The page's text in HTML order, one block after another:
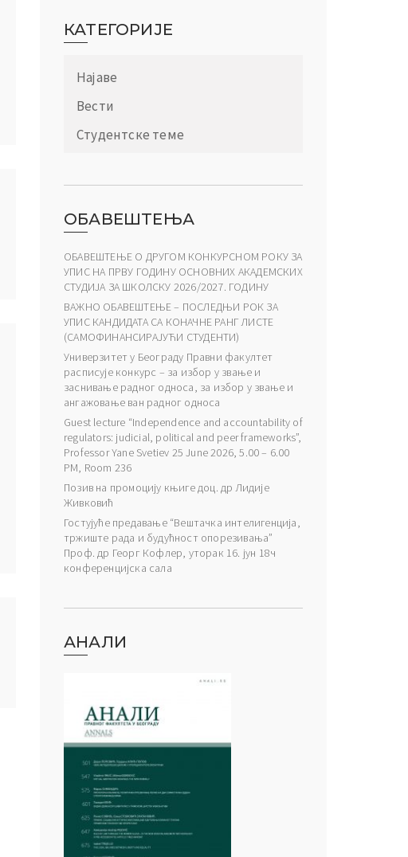
КАТЕГОРИЈЕ
Најаве
Вести
Студентске теме
ОБАВЕШТЕЊА
ОБАВЕШТЕЊЕ О ДРУГОМ КОНКУРСНОМ РОКУ ЗА
УПИС НА ПРВУ ГОДИНУ ОСНОВНИХ АКАДЕМСКИХ
СТУДИЈА ЗА ШКОЛСКУ 2026/2027. ГОДИНУ
ВАЖНО ОБАВЕШТЕЊЕ – ПОСЛЕДЊИ РОК ЗА
УПИС КАНДИДАТА СА КОНАЧНЕ РАНГ ЛИСТЕ
(САМОФИНАНСИРАЈУЋИ СТУДЕНТИ)
Универзитет у Београду Правни факултет
расписује конкурс – за избор у звање и
заснивање радног односа, за избор у звање и
ангажовање ван радног односа
Guest lecture “Independence and accountability of
regulators: judicial, political and peer frameworks”,
Professor Yane Svetiev 25 June 2026, 5.00 – 6.00
PM, Room 236
Позив на промоцију књиге доц. др Лидије
Живковић
Гостујуће предавање “Вештачка интелигенција,
тржиште рада и будућност опорезивања”
Проф. др Георг Кофлер, уторак 16. јун 18ч
конференцијска сала
АНАЛИ